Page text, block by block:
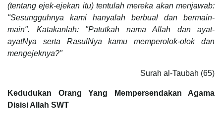
(tentang ejek-ejekan itu) tentulah mereka akan menjawab:
"Sesungguhnya kami hanyalah berbual dan bermain-
main". Katakanlah: "Patutkah nama Allah dan ayat-
ayatNya serta RasulNya kamu memperolok-olok dan
mengejeknya?"
Surah al-Taubah (65)
Kedudukan Orang Yang Mempersendakan Agama
Disisi Allah SWT